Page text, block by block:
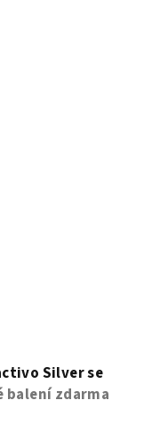
Silver se
balení zdarma